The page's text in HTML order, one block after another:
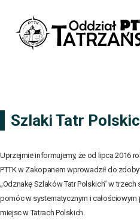
Szlaki Tatr
Uprzejmie informujemy, że od lipca 2016
PTTK w Zakopanem wprowadził do
„Odznakę Szlaków Tatr Polskich” w
pomóc w systematycznym i
miejsc w Tatrach Polskich.